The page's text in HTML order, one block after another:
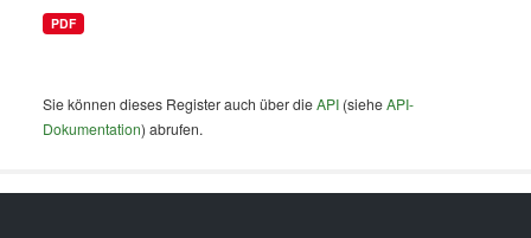
PDF
Sie können dieses Register auch über dieAPI (sieheAPI-
Dokumentation) abrufen.